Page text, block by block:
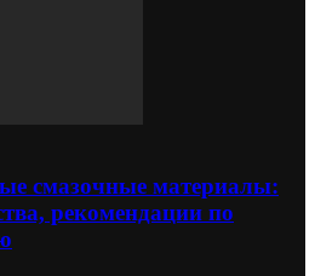
смазочные материалы:
рекомендации по